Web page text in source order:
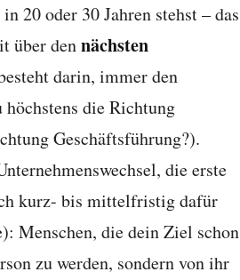
20 oder 30 Jahren stehst – das
über dennächsten
darin, immer den
die Richtung
Geschäftsführung?).
die erste
kurz- bis mittelfristig dafür
Menschen, die dein Ziel schon
zu werden, sondern von ihr